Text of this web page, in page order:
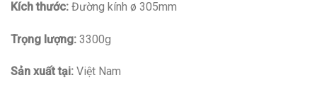
Kích thước: Đường kính ø 305mm
Trọng lượng: 3300g
Sản xuất tại: Việt Nam